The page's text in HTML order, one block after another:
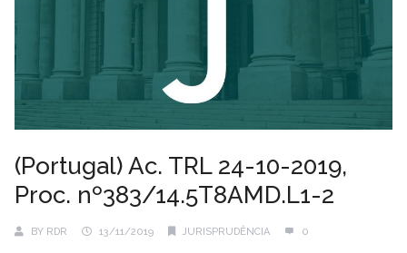
(Portugal) Ac. TRL 24-10-2019,
Proc. nº383/14.5T8AMD.L1-2
BY RDR 13/11/2019 JURISPRUDÊNCIA 0